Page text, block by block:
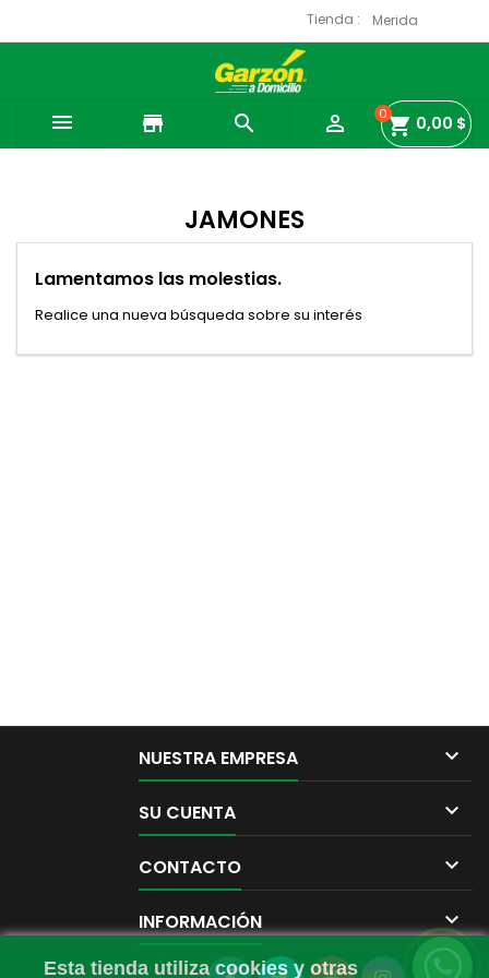
Tienda :
 store   shopping_cart
0 0,00 $
JAMONES
Lamentamos las molestias.
Realice una nueva búsqueda sobre su interés
NUESTRA EMPRESA 
SU CUENTA 
CONTACTO 
INFORMACIÓN 
Esta tienda utiliza cookies y otras